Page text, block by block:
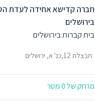
חברה קדישא אחידה לעדת
בירושלים
בית קברות בירושלים
חבצלת 12,כנ' א, ירושלים
מרחק של 0 מטר